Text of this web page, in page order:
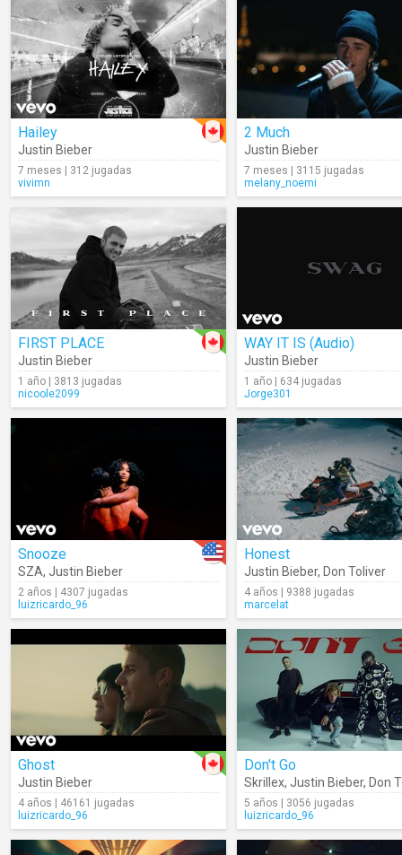
Hailey
Justin Bieber
7 meses | 312 jugadas
vivimn
2 Much
Justin Bieber
7 meses | 3115 jugadas
melany_noemi
FIRST PLACE
Justin Bieber
1 año | 3813 jugadas
nicoole2099
WAY IT IS (Audio)
Justin Bieber
1 año | 634 jugadas
Jorge301
Snooze
SZA, Justin Bieber
2 años | 4307 jugadas
luizricardo_96
Honest
Justin Bieber, Don Toliver
4 años | 9388 jugadas
marcelat
Ghost
Justin Bieber
4 años | 46161 jugadas
luizricardo_96
Don't Go
Skrillex, Justin Bieber, Don
5 años | 3056 jugadas
luizricardo_96